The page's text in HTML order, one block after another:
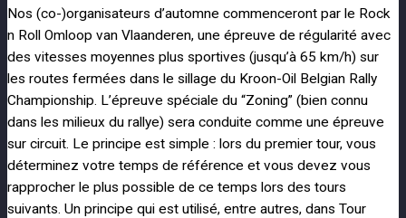
Nos (co-)organisateurs d’automne commenceront par le Rock
n Roll Omloop van Vlaanderen, une épreuve de régularité avec
des vitesses moyennes plus sportives (jusqu’à 65 km/h) sur
les routes fermées dans le sillage du Kroon-Oil Belgian Rally
Championship. L’épreuve spéciale du “Zoning” (bien connu
dans les milieux du rallye) sera conduite comme une épreuve
sur circuit. Le principe est simple : lors du premier tour, vous
déterminez votre temps de référence et vous devez vous
rapprocher le plus possible de ce temps lors des tours
suivants. Un principe qui est utilisé, entre autres, dans Tour